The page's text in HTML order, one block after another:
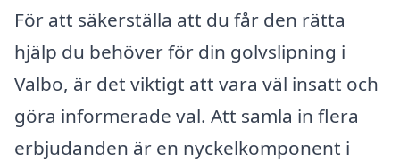
För att säkerställa att du får den rätta
hjälp du behöver för din golvslipning i
Valbo, är det viktigt att vara väl insatt och
göra informerade val. Att samla in flera
erbjudanden är en nyckelkomponent i